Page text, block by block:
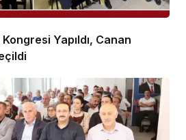
Yapıldı, Canan